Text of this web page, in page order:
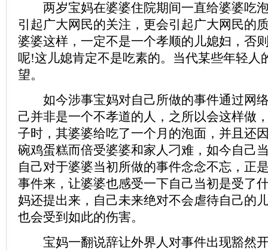
两岁宝妈在婆婆住院期间一直给婆婆吃
引起广大网民的关注，更会引起广大网民的
婆婆这样，一定不是一个孝顺的儿媳妇，否
呢!这儿媳肯定不是吃素的。当代某些年轻人
望。
如今涉事宝妈对自己所做的事件通过网
己并非是一个不孝道的人，之所以会这样做
子时，其婆婆给吃了一个月的泡面，并且还
碗鸡蛋糕而倍受婆婆和家人刁难，如今自己
自己对于婆婆当初所做的事件念念不忘，正
事件来，让婆婆也感受一下自己当初是受了
妈还提出来，自己未来绝对不会虐待自己的
也会受到如此的伤害。
宝妈一翻说辞让外界人对事件出现豁然